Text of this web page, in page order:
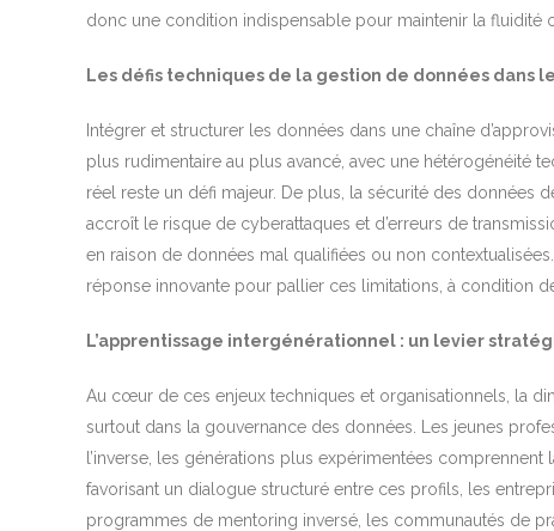
donc une condition indispensable pour maintenir la fluidité
Les défis techniques de la gestion de données dans
Intégrer et structurer les données dans une chaîne
plus rudimentaire au plus avancé, avec une hétérogénéité
réel reste un défi majeur. De plus, la sécurité des données
accroît le risque de cyberattaques et d’erreurs de
en raison de données mal qualifiées ou non
réponse innovante pour pallier ces limitations, à condition
L’apprentissage intergénérationnel : un levier
Au cœur de ces enjeux techniques et organisationnels, la
surtout dans la gouvernance des données. Les jeunes
l’inverse, les générations plus expérimentées
favorisant un dialogue structuré entre ces profils, les
programmes de mentoring inversé, les communautés de